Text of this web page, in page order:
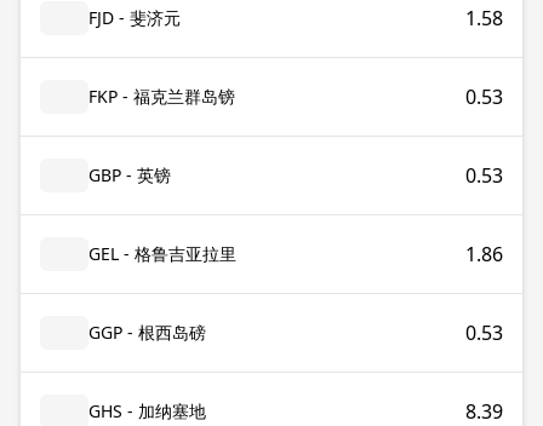
FJD - 斐济元 1.58
FKP - 福克兰群岛镑 0.53
GBP - 英镑 0.53
GEL - 格鲁吉亚拉里 1.86
GGP - 根西岛磅 0.53
GHS - 加纳塞地 8.39